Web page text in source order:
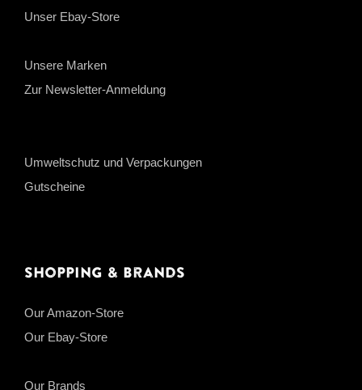
Unser Ebay-Store
Unsere Marken
Zur Newsletter-Anmeldung
Umweltschutz und Verpackungen
Gutscheine
Shopping & Brands
Our Amazon-Store
Our Ebay-Store
Our Brands